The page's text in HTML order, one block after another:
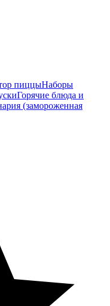
пиццыНаборы
Горячие блюда и
(замороженная